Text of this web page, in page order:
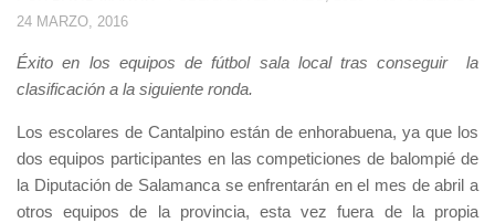
24 MARZO, 2016
Éxito en los equipos de fútbol sala local tras conseguir la
clasificación a la siguiente ronda.
Los escolares de Cantalpino están de enhorabuena, ya que los
dos equipos participantes en las competiciones de balompié de
la Diputación de Salamanca se enfrentarán en el mes de abril a
otros equipos de la provincia, esta vez fuera de la propia